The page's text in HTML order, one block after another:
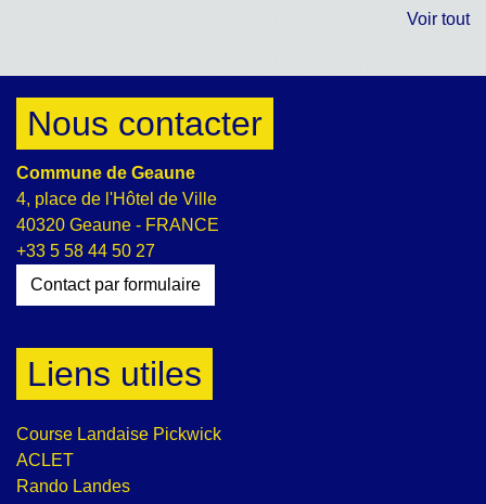
Voir tout
Nous contacter
Commune de Geaune
4, place de l'Hôtel de Ville
40320 Geaune - FRANCE
+33 5 58 44 50 27
Contact par formulaire
Liens utiles
Course Landaise Pickwick
ACLET
Rando Landes